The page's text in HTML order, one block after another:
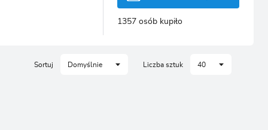
1357 osób kupiło
Sortuj Domyślnie Liczba sztuk 40